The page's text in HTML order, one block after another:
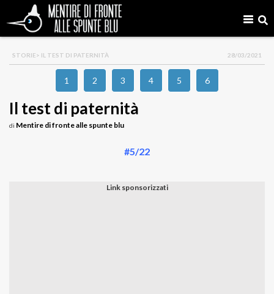
STORIE> IL TEST DI PATERNITÀ 28/03/2021
1 2 3 4 5 6
Il test di paternità
di Mentire di fronte alle spunte blu
#5/22